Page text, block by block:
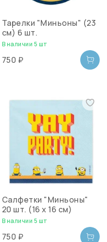
Тарелки "Миньоны" (23
см) 6 шт.
В наличии 5 шт
750 ₽
Салфетки "Миньоны"
20 шт. (16 х 16 см)
В наличии 5 шт
750 ₽